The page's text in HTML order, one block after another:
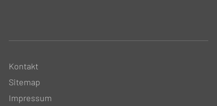
Kontakt
Sitemap
Impressum